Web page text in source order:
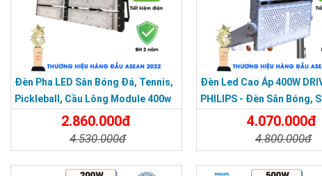
Vì sao nên sử
Đèn Pha LED Sân Bóng Đá, Tennis,
Pickleball, Cầu Lông Module 400w
2.860.000đ
4.530.000đ
Đèn Led Cao Áp 400W
PHILIPS - Đèn Sân Bóng,
Pickleball Module 400W
4.070.000đ
4.800.000đ